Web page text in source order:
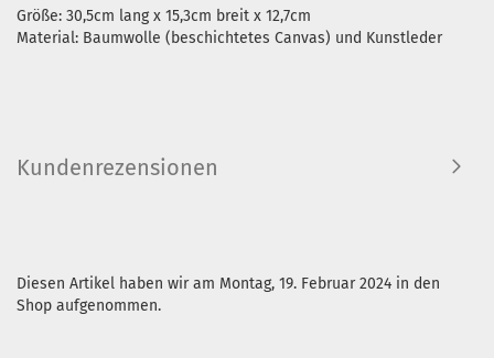
Größe: 30,5cm lang x 15,3cm breit x 12,7cm
Material: Baumwolle (beschichtetes Canvas) und Kunstleder
Kundenrezensionen
Diesen Artikel haben wir am Montag, 19. Februar 2024 in den
Shop aufgenommen.